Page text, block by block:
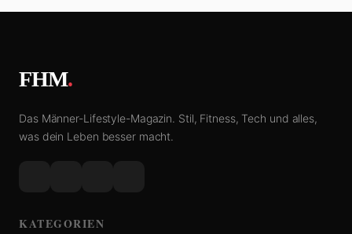
FHM.
Das Männer-Lifestyle-Magazin. Stil, Fitness, Tech und alles,
was dein Leben besser macht.
KATEGORIEN